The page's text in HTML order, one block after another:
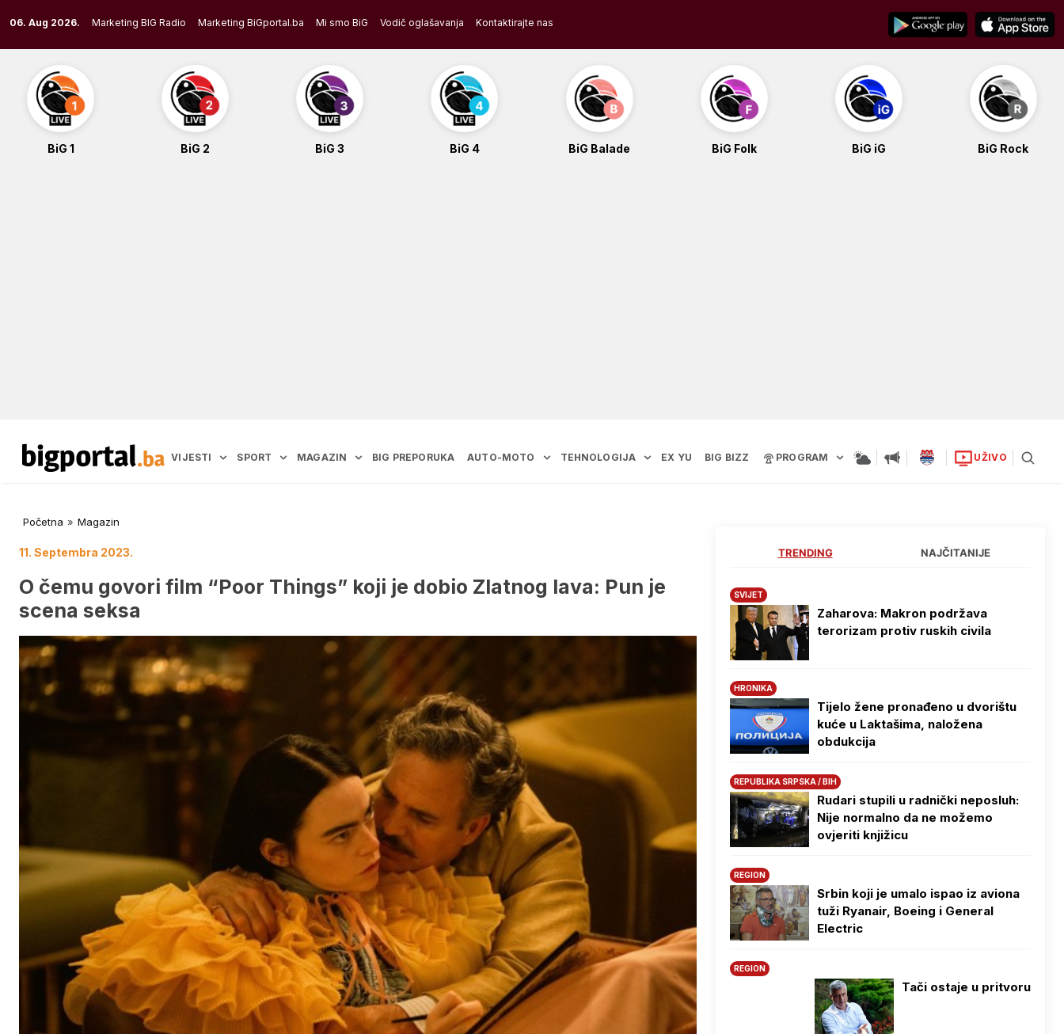
to
content
06. Aug 2026. Marketing BIG Radio Marketing BiGportal.ba Mi smo BiG Vodič oglašavanja Kontaktirajte nas
BiG 1 BiG 2 BiG 3 BiG 4 BiG Balade BiG Folk BiG iG BiG Rock
VIJESTI SPORT MAGAZIN BIG PREPORUKA AUTO-MOTO TEHNOLOGIJA EX YU BIG BIZZ PROGRAM UŽIVO
Početna » Magazin
11. Septembra 2023.
O čemu govori film “Poor Things” koji je dobio Zlatnog lava: Pun je
scena seksa
TRENDING NAJČITANIJE
SVIJET
Zaharova: Makron podržava
terorizam protiv ruskih civila
HRONIKA
Tijelo žene pronađeno u dvorištu
kuće u Laktašima, naložena
obdukcija
REPUBLIKA SRPSKA / BIH
Rudari stupili u radnički neposluh:
Nije normalno da ne možemo
ovjeriti knjižicu
REGION
Srbin koji je umalo ispao iz aviona
tuži Ryanair, Boeing i General
Electric
REGION
Tači ostaje u pritvoru